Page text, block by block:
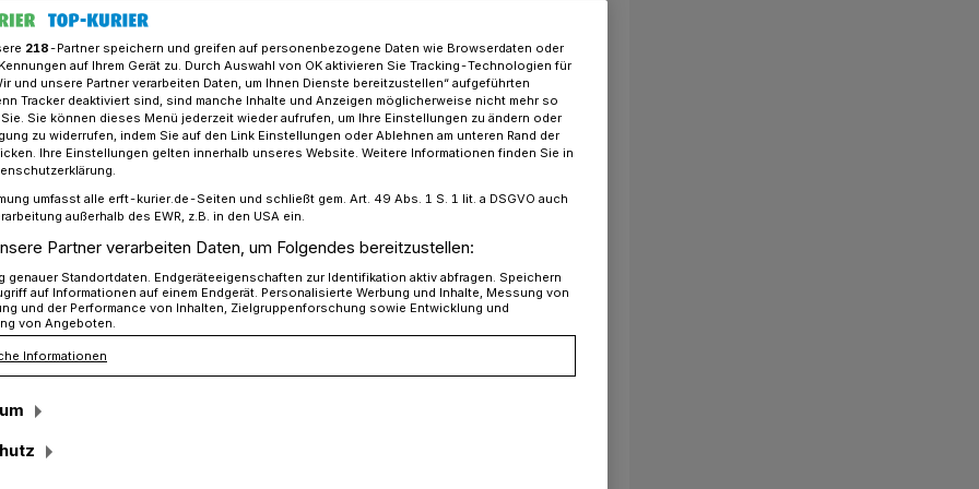
mit dem Kompromiss in Sachen „St. Elisabeth“ leben?
dem
Sachen „St.
„Zwanzig Millionen
Erft-Kurier über die drohende
die wohl das Ende der Häuser in
218-Partner speichern und greifen auf personenbezogene Daten wie Browserdaten oder
auf Ihrem Gerät zu. Durch Auswahl von OK aktivieren Sie Tracking-Technologien für
und unsere Partner verarbeiten Daten, um Ihnen Dienste bereitzustellen“ aufgeführten
Tracker deaktiviert sind, sind manche Inhalte und Anzeigen möglicherweise nicht mehr so
Sie können dieses Menü jederzeit wieder aufrufen, um Ihre Einstellungen zu ändern oder
zu widerrufen, indem Sie auf den Link Einstellungen oder Ablehnen am unteren Rand der
Ihre Einstellungen gelten innerhalb unseres Website. Weitere Informationen finden Sie in
umfasst alle erft-kurier.de-Seiten und schließt gem. Art. 49 Abs. 1 S. 1 lit. a DSGVO auch
außerhalb des EWR, z.B. in den USA ein.
Partner verarbeiten Daten, um Folgendes bereitzustellen:
genauer Standortdaten. Endgeräteeigenschaften zur Identifikation aktiv abfragen. Speichern
auf Informationen auf einem Endgerät. Personalisierte Werbung und Inhalte, Messung von
und der Performance von Inhalten, Zielgruppenforschung sowie Entwicklung und
von Angeboten.
Informationen